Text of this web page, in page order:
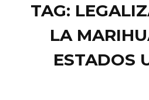
TAG:
LA
ESTADOS